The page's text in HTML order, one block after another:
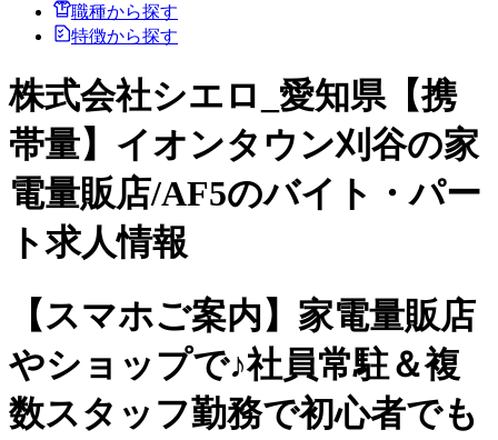
職種から探す
特徴から探す
株式会社シエロ_愛知県【携
帯量】イオンタウン刈谷の家
電量販店/AF5のバイト・パー
ト求人情報
【スマホご案内】家電量販店
やショップで♪社員常駐＆複
数スタッフ勤務で初心者でも